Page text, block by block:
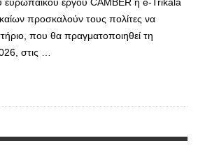
ευρωπαϊκού έργου CAMBER η e-Trikala
προσκαλούν τους πολίτες να
που θα πραγματοποιηθεί τη
στις …